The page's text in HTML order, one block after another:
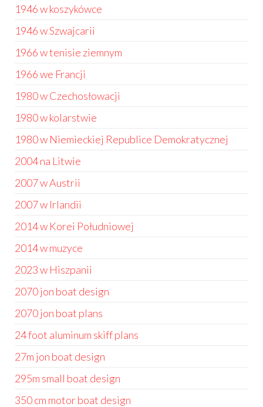
1946 w koszykówce
1946 w Szwajcarii
1966 w tenisie ziemnym
1966 we Francji
1980 w Czechosłowacji
1980 w kolarstwie
1980 w Niemieckiej Republice Demokratycznej
2004 na Litwie
2007 w Austrii
2007 w Irlandii
2014 w Korei Południowej
2014 w muzyce
2023 w Hiszpanii
2070 jon boat design
2070 jon boat plans
24 foot aluminum skiff plans
27m jon boat design
295m small boat design
350 cm motor boat design